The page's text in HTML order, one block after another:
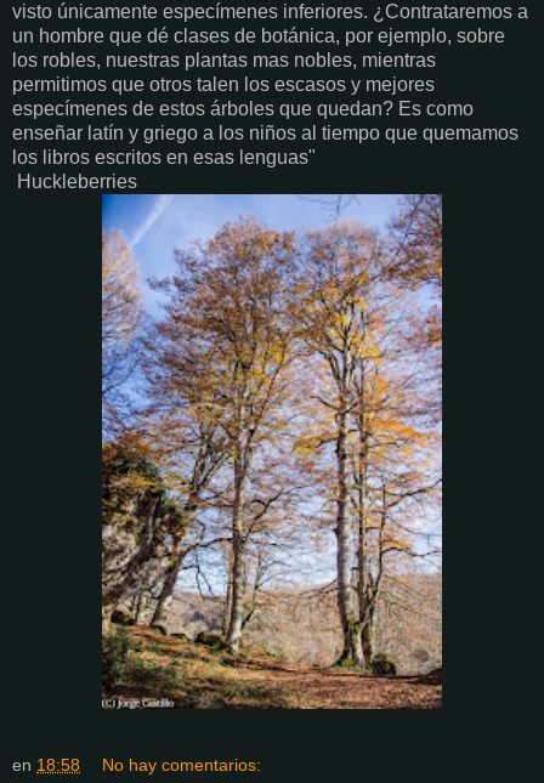
visto únicamente especímenes inferiores. ¿Contrataremos a
un hombre que dé clases de botánica, por ejemplo, sobre
los robles, nuestras plantas mas nobles, mientras
permitimos que otros talen los escasos y mejores
especímenes de estos árboles que quedan? Es como
enseñar latín y griego a los niños al tiempo que quemamos
los libros escritos en esas lenguas"
Huckleberries
en 18:58 No hay comentarios: